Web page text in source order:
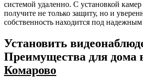
системой удаленно. С установкой
получите не только защиту, но и
собственность находится под
Установить
Преимущества для дома
Комарово